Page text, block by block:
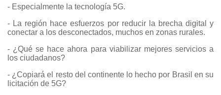
- Especialmente la tecnología 5G.
- La región hace esfuerzos por reducir la brecha digital y
conectar a los desconectados, muchos en zonas rurales.
- ¿Qué se hace ahora para viabilizar mejores servicios a
los ciudadanos?
- ¿Copiará el resto del continente lo hecho por Brasil en su
licitación de 5G?